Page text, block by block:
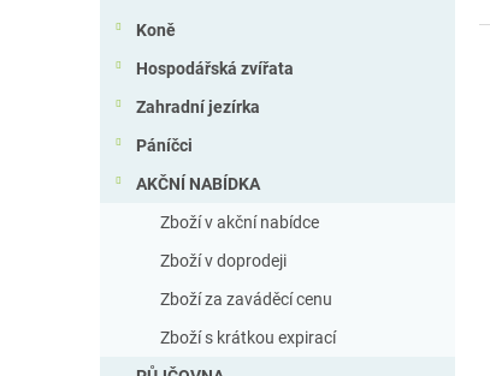
Koně
Hospodářská zvířata
Zahradní jezírka
Páníčci
AKČNÍ NABÍDKA
Zboží v akční nabídce
Zboží v doprodeji
Zboží za zaváděcí cenu
Zboží s krátkou expirací